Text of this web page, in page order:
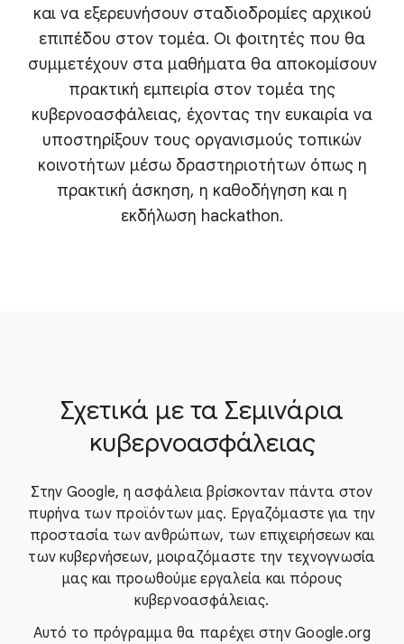
και να εξερευνήσουν σταδιοδρομίες αρχικού
επιπέδου στον τομέα. Οι φοιτητές που θα
συμμετέχουν στα μαθήματα θα αποκομίσουν
πρακτική εμπειρία στον τομέα της
κυβερνοασφάλειας, έχοντας την ευκαιρία να
υποστηρίξουν τους οργανισμούς τοπικών
κοινοτήτων μέσω δραστηριοτήτων όπως η
πρακτική άσκηση, η καθοδήγηση και η
εκδήλωση hackathon.
Σχετικά με τα Σεμινάρια
κυβερνοασφάλειας
Στην Google, η ασφάλεια βρίσκονταν πάντα στον
πυρήνα των προϊόντων μας. Εργαζόμαστε για την
προστασία των ανθρώπων, των επιχειρήσεων και
των κυβερνήσεων, μοιραζόμαστε την τεχνογνωσία
μας και προωθούμε εργαλεία και πόρους
κυβερνοασφάλειας.
Αυτό το πρόγραμμα θα παρέχει στην Google.org